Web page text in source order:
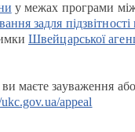
у межах програми
задля
Швейцарської
маєте зауваження
appeal